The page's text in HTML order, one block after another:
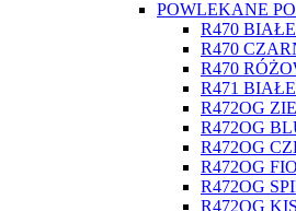
POWLEKANE
R470 BIAŁE
R470
R470
R471 BIAŁE
R472OG
R472OG
R472OG
R472OG
R472OG
R472OG